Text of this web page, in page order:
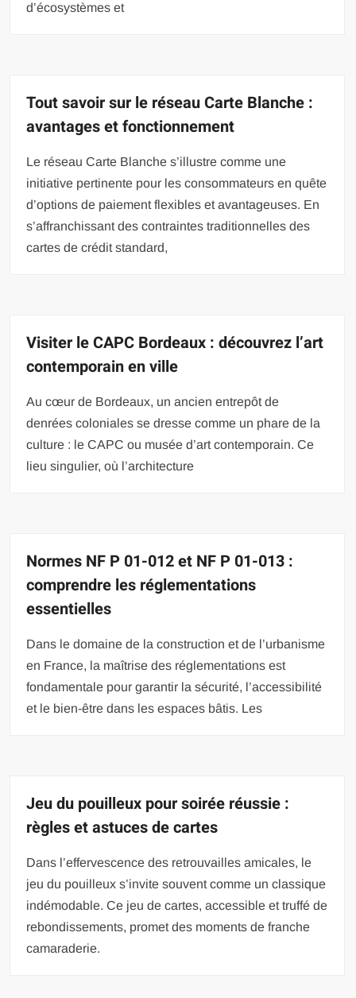
d’écosystèmes et
Tout savoir sur le réseau Carte Blanche :
avantages et fonctionnement
Le réseau Carte Blanche s’illustre comme une
initiative pertinente pour les consommateurs en quête
d’options de paiement flexibles et avantageuses. En
s’affranchissant des contraintes traditionnelles des
cartes de crédit standard,
Visiter le CAPC Bordeaux : découvrez l’art
contemporain en ville
Au cœur de Bordeaux, un ancien entrepôt de
denrées coloniales se dresse comme un phare de la
culture : le CAPC ou musée d’art contemporain. Ce
lieu singulier, où l’architecture
Normes NF P 01-012 et NF P 01-013 :
comprendre les réglementations
essentielles
Dans le domaine de la construction et de l’urbanisme
en France, la maîtrise des réglementations est
fondamentale pour garantir la sécurité, l’accessibilité
et le bien-être dans les espaces bâtis. Les
Jeu du pouilleux pour soirée réussie :
règles et astuces de cartes
Dans l’effervescence des retrouvailles amicales, le
jeu du pouilleux s’invite souvent comme un classique
indémodable. Ce jeu de cartes, accessible et truffé de
rebondissements, promet des moments de franche
camaraderie.